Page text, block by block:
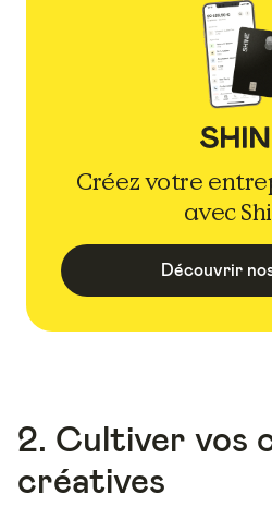
Créez votre
avec
Découvrir
2. Cultiver vos
créatives